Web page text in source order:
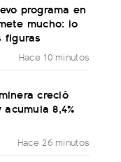
programa en
mucho: lo
figuras
Hace 10 minutos
creció
acumula 8,4%
Hace 26 minutos